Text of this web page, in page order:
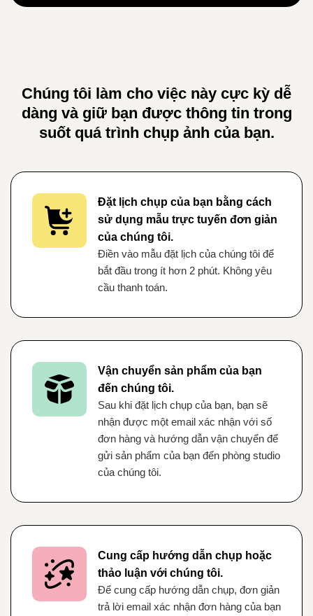
Chúng tôi làm cho việc này cực kỳ dễ
dàng và giữ bạn được thông tin trong
suốt quá trình chụp ảnh của bạn.
Đặt lịch chụp của bạn bằng cách
sử dụng mẫu trực tuyến đơn giản
của chúng tôi.
Điền vào mẫu đặt lịch của chúng tôi để
bắt đầu trong ít hơn 2 phút. Không yêu
cầu thanh toán.
Vận chuyển sản phẩm của bạn
đến chúng tôi.
Sau khi đặt lịch chụp của bạn, bạn sẽ
nhận được một email xác nhận với số
đơn hàng và hướng dẫn vận chuyển để
gửi sản phẩm của bạn đến phòng studio
của chúng tôi.
Cung cấp hướng dẫn chụp hoặc
thảo luận với chúng tôi.
Để cung cấp hướng dẫn chụp, đơn giản
trả lời email xác nhận đơn hàng của bạn